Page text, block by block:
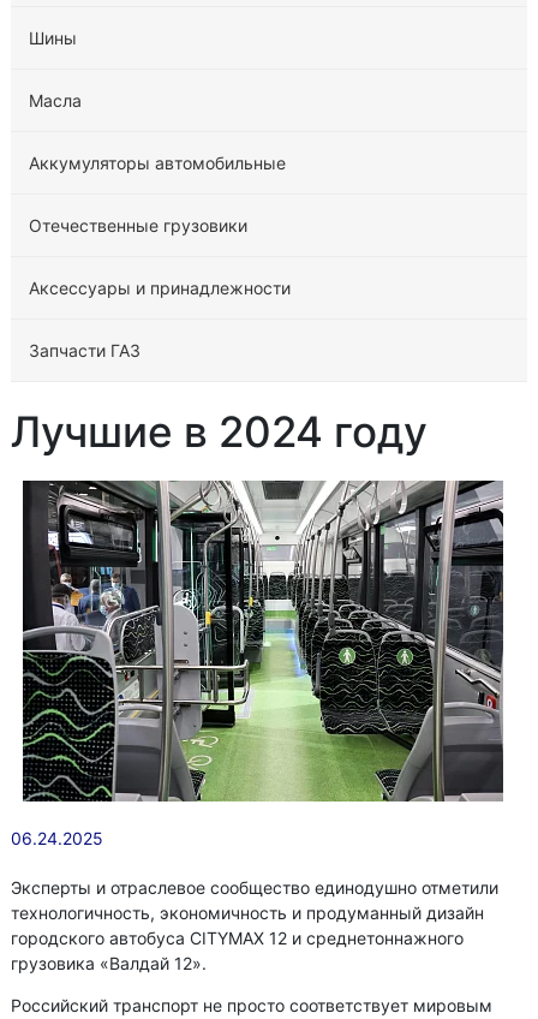
Шины
Масла
Аккумуляторы автомобильные
Отечественные грузовики
Аксессуары и принадлежности
Запчасти ГАЗ
Лучшие в 2024 году
06.24.2025
Эксперты и отраслевое сообщество единодушно отметили
технологичность, экономичность и продуманный дизайн
городского автобуса CITYMAX 12 и среднетоннажного
грузовика «Валдай 12».
Российский транспорт не просто соответствует мировым